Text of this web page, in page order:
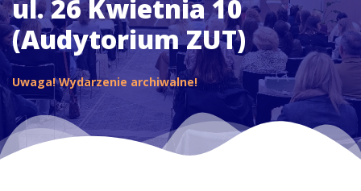
ul. 26 Kwietnia 10
(Audytorium ZUT)
Uwaga! Wydarzenie archiwalne!